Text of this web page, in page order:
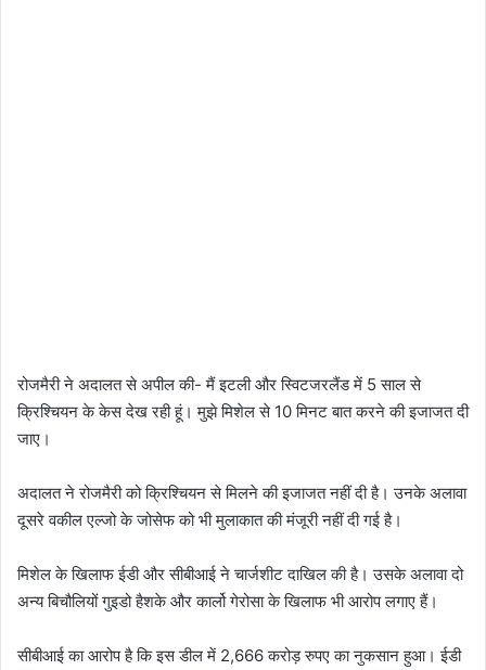
रोजमैरी ने अदालत से अपील की- मैं इटली और स्विटजरलैंड में 5 साल से
क्रिश्चियन के केस देख रही हूं। मुझे मिशेल से 10 मिनट बात करने की इजाजत दी
जाए।
अदालत ने रोजमैरी को क्रिश्चियन से मिलने की इजाजत नहीं दी है। उनके अलावा
दूसरे वकील एल्जो के जोसेफ को भी मुलाकात की मंजूरी नहीं दी गई है।
मिशेल के खिलाफ ईडी और सीबीआई ने चार्जशीट दाखिल की है। उसके अलावा दो
अन्य बिचौलियों गुइडो हैशके और कार्लो गेरोसा के खिलाफ भी आरोप लगाए हैं।
सीबीआई का आरोप है कि इस डील में 2,666 करोड़ रुपए का नुकसान हुआ। ईडी